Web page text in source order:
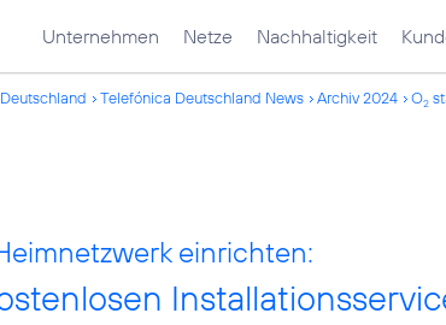
Unternehmen Netze Nachhaltigkeit
Telefónica Deutschland News Archiv 2024 O2
einrichten: